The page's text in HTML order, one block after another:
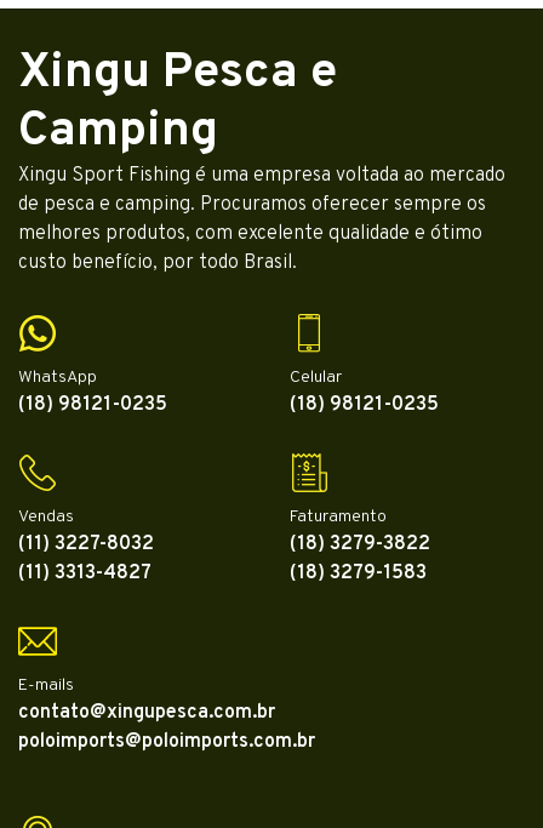
Xingu Pesca e
Camping
Xingu Sport Fishing é uma empresa voltada ao mercado
de pesca e camping. Procuramos oferecer sempre os
melhores produtos, com excelente qualidade e ótimo
custo benefício, por todo Brasil.
WhatsApp
(18) 98121-0235
Celular
(18) 98121-0235
Vendas
(11) 3227-8032
(11) 3313-4827
Faturamento
(18) 3279-3822
(18) 3279-1583
E-mails
contato@xingupesca.com.br
poloimports@poloimports.com.br